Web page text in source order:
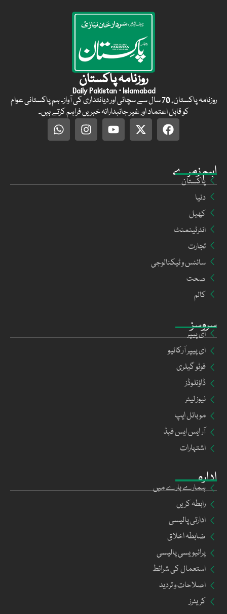
ادارہ
ہمارے بارے میں
رابطہ کریں
ادارتی پالیسی
ضابطہ اخلاق
پرائیویسی پالیسی
استعمال کی شرائط
اصلاحات و تردید
کریئرز
سروسز
ای پیپر
ای پیپر آرکائیو
فوٹو گیلری
ڈاؤنلوڈز
نیوز لیٹر
موبائل ایپ
آر ایس ایس فیڈ
اشتہارات
اہم زمرے
پاکستان
دنیا
کھیل
انٹرٹینمنٹ
تجارت
سائنس و ٹیکنالوجی
صحت
کالم
روزنامہ پاکستان
Daily Pakistan · Islamabad
روزنامہ پاکستان, 70 سال سے سچائی اور دیانتداری کی آواز۔ ہم پاکستانی عوام
کو قابل اعتماد اور غیر جانبدارانہ خبریں فراہم کرتے ہیں۔